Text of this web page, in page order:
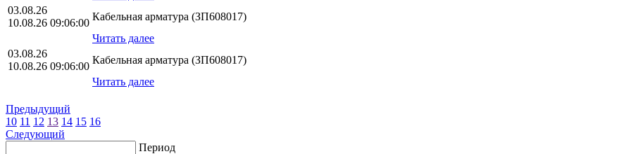
03.08.26
10.08.26 09:06:00
Кабельная арматура (ЗП608017)
Читать далее
03.08.26
10.08.26 09:06:00
Кабельная арматура (ЗП608017)
Читать далее
Предыдущий
10 11 12 13 14 15 16
Следующий
Период